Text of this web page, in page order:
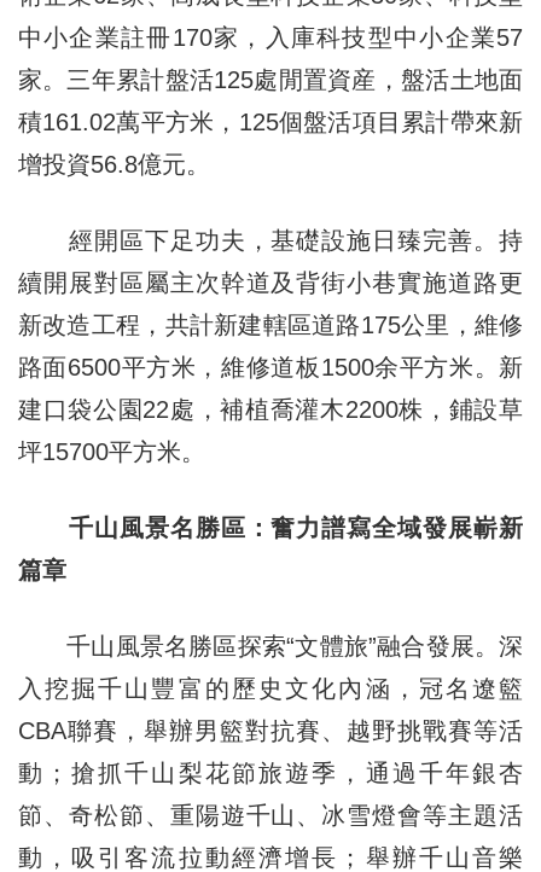
中小企業註冊170家，入庫科技型中小企業57
家。三年累計盤活125處閒置資産，盤活土地面
積161.02萬平方米，125個盤活項目累計帶來新
增投資56.8億元。
經開區下足功夫，基礎設施日臻完善。持
續開展對區屬主次幹道及背街小巷實施道路更
新改造工程，共計新建轄區道路175公里，維修
路面6500平方米，維修道板1500余平方米。新
建口袋公園22處，補植喬灌木2200株，鋪設草
坪15700平方米。
千山風景名勝區：奮力譜寫全域發展嶄新
篇章
千山風景名勝區探索“文體旅”融合發展。深
入挖掘千山豐富的歷史文化內涵，冠名遼籃
CBA聯賽，舉辦男籃對抗賽、越野挑戰賽等活
動；搶抓千山梨花節旅遊季，通過千年銀杏
節、奇松節、重陽遊千山、冰雪燈會等主題活
動，吸引客流拉動經濟增長；舉辦千山音樂